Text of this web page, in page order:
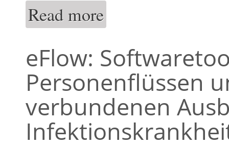
Read more
eFlow:
Personenflüssen
verbundenen